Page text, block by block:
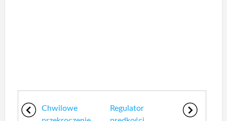
Chwilowe
Regulator